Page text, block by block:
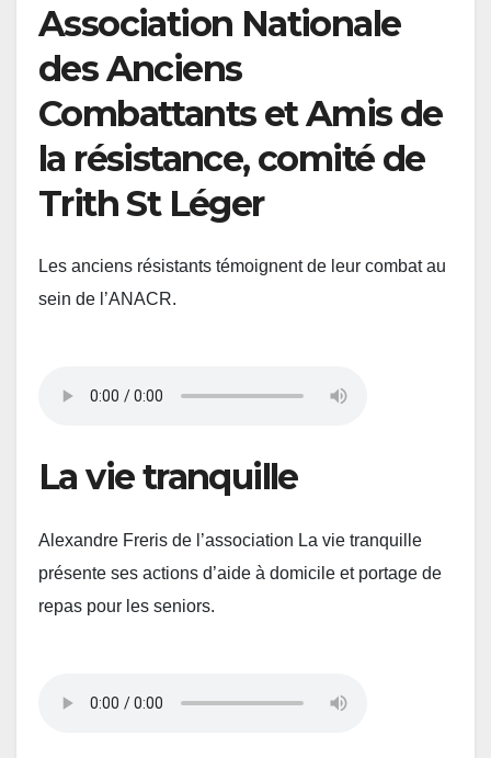
Association Nationale
des Anciens
Combattants et Amis de
la résistance, comité de
Trith St Léger
Les anciens résistants témoignent de leur combat au
sein de l’ANACR.
La vie tranquille
Alexandre Freris de l’association La vie tranquille
présente ses actions d’aide à domicile et portage de
repas pour les seniors.